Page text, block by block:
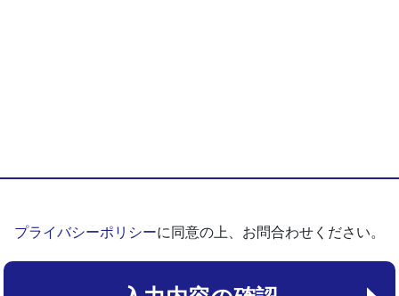
プライバシーポリシーに同意の上、お問合わせください。